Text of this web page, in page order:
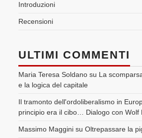
Introduzioni
Recensioni
ULTIMI COMMENTI
Maria Teresa Soldano su La
e la logica del capitale
Il tramonto dell'ordoliberalismo in
principio era il cibo… Dialogo con Wolf
Massimo Maggini suOltrepassare la